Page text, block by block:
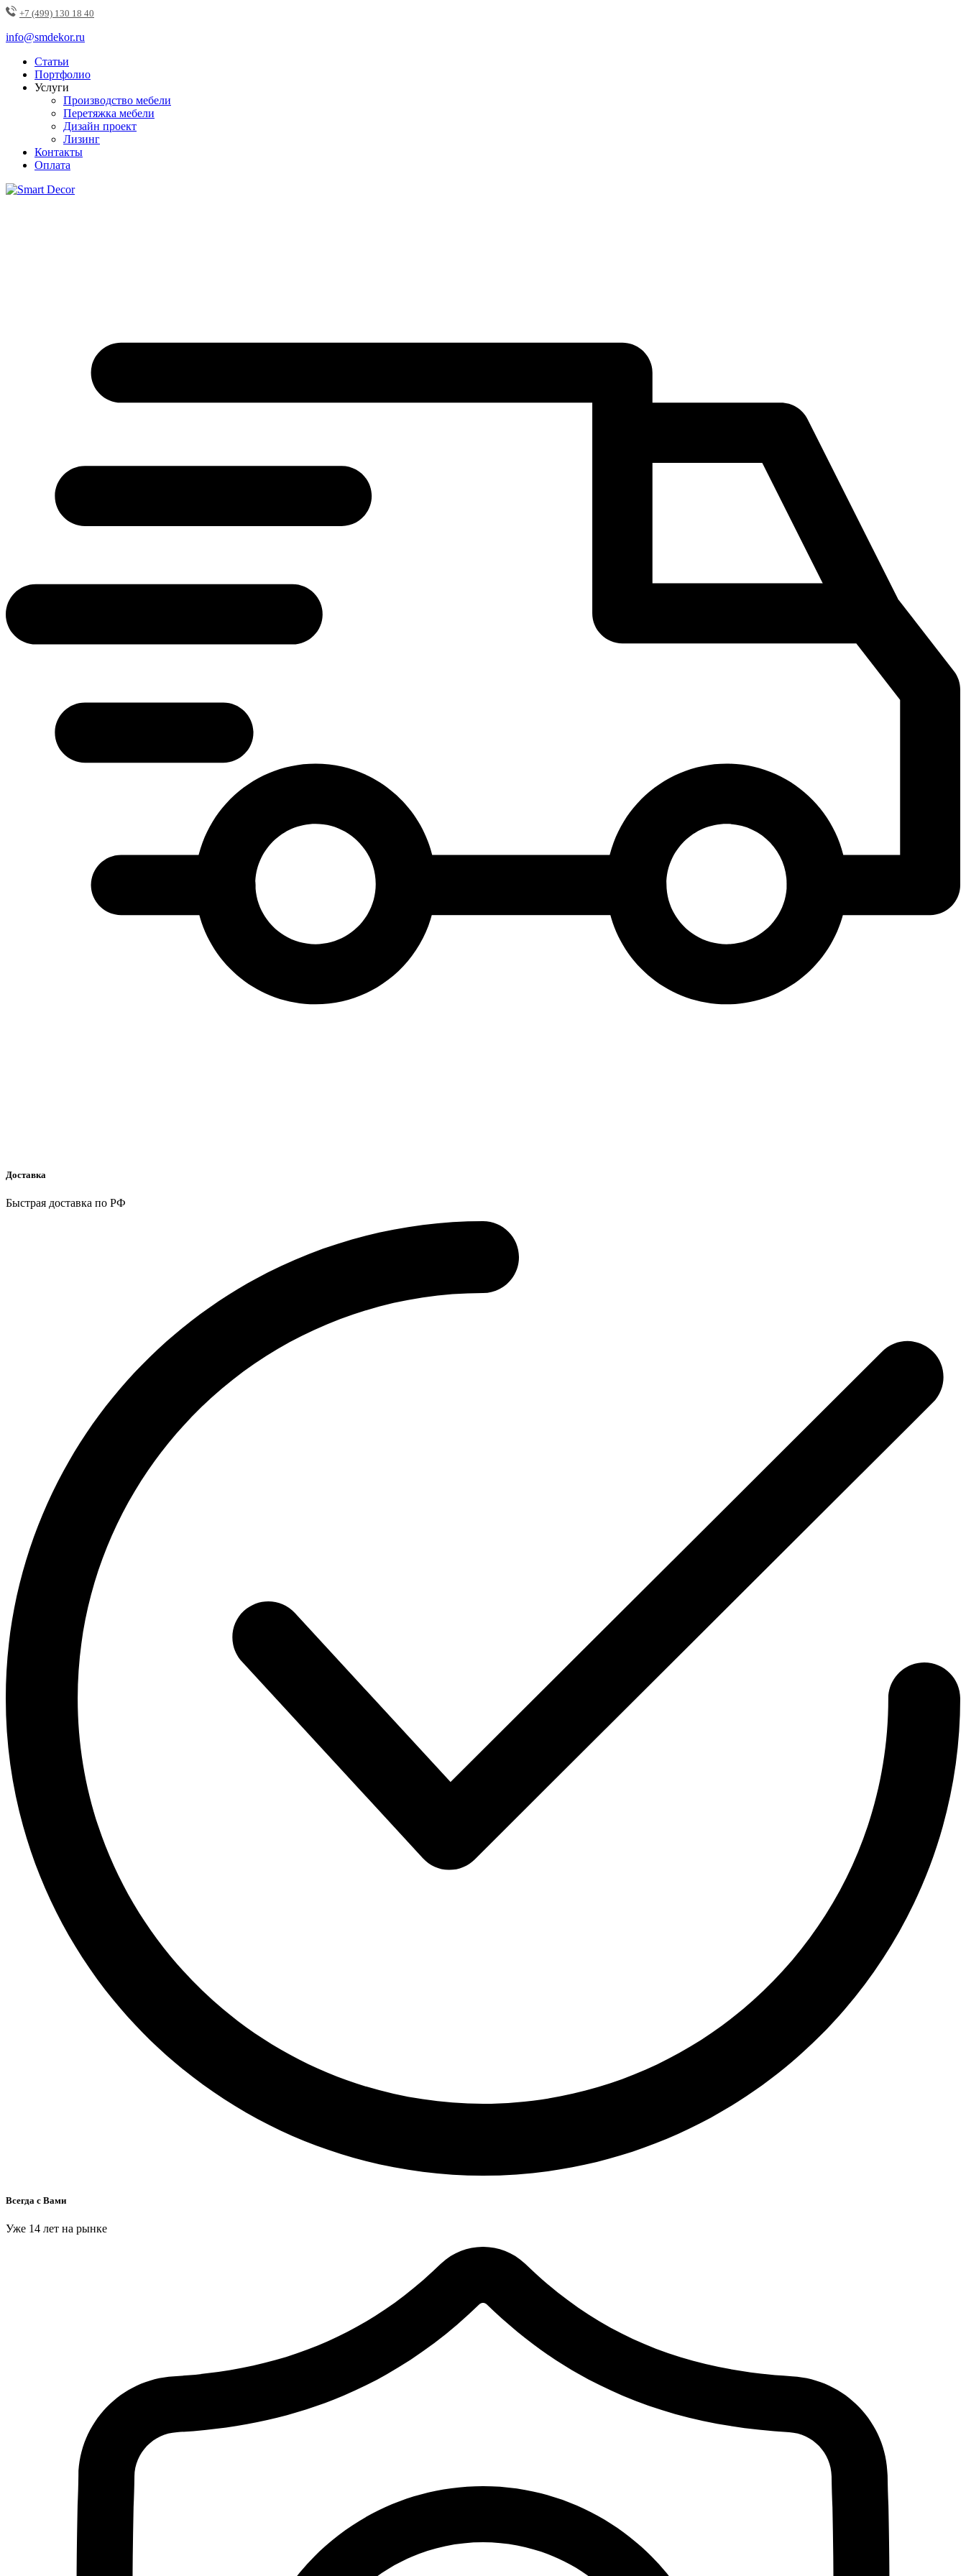
+7 (499) 130 18 40
info@smdekor.ru
Статьи
Портфолио
Услуги
Производство мебели
Перетяжка мебели
Дизайн проект
Лизинг
Контакты
Оплата
Доставка
Быстрая доставка по РФ
Всегда с Вами
Уже 14 лет на рынке